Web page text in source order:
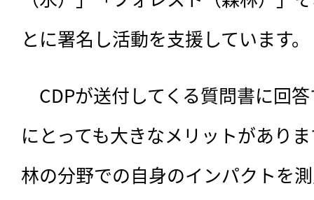
とに署名し活動を支援しています。
CDPが送付してくる質問書に回
にとっても大きなメリットがあり
林の分野での自身のインパクトを